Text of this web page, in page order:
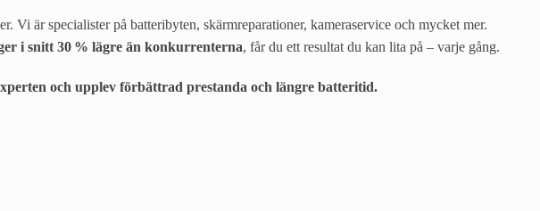
Vi är specialister på batteribyten, skärmreparationer, kameraservice och mycket mer.
i snitt 30 % lägre än konkurrenterna, får du ett resultat du kan lita på – varje gång.
och upplev förbättrad prestanda och längre batteritid.